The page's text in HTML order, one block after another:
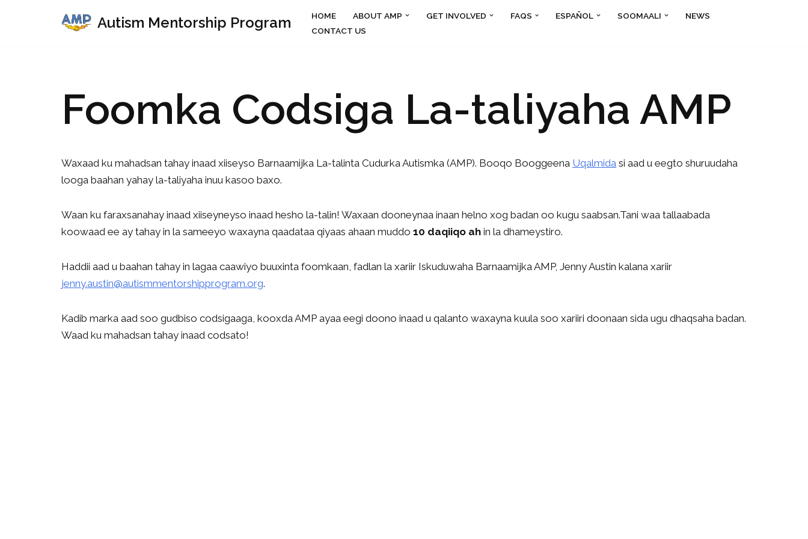
Autism Mentorship Program HOME ABOUT AMP GET INVOLVED FAQS ESPAÑOL SOOMAALI
NEWS
CONTACT US
Foomka Codsiga La-taliyaha AMP
Waxaad ku mahadsan tahay inaad xiiseyso Barnaamijka La-talinta Cudurka Autismka (AMP). Booqo Booggeena Uqalmida si aad u eegto shuruudaha
looga baahan yahay la-taliyaha inuu kasoo baxo.
Waan ku faraxsanahay inaad xiiseyneyso inaad hesho la-talin! Waxaan dooneynaa inaan helno xog badan oo kugu saabsan.Tani waa tallaabada
koowaad ee ay tahay in la sameeyo waxayna qaadataa qiyaas ahaan muddo 10 daqiiqo ah in la dhameystiro.
Haddii aad u baahan tahay in lagaa caawiyo buuxinta foomkaan, fadlan la xariir Iskuduwaha Barnaamijka AMP, Jenny Austin kalana xariir
jenny.austin@autismmentorshipprogram.org.
Kadib marka aad soo gudbiso codsigaaga, kooxda AMP ayaa eegi doono inaad u qalanto waxayna kuula soo xariiri doonaan sida ugu dhaqsaha badan.
Waad ku mahadsan tahay inaad codsato!